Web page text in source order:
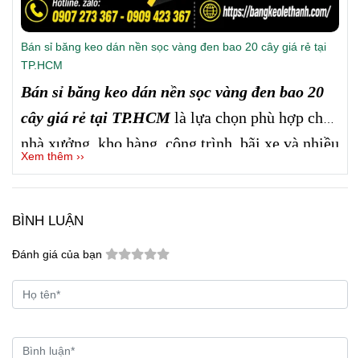
Bán sỉ băng keo dán nền sọc vàng đen bao 20 cây giá rẻ tại
TP.HCM
Bán sỉ băng keo dán nền sọc vàng đen bao 20
cây giá rẻ tại TP.HCMlà lựa chọn phù hợp cho
nhà xưởng, kho hàng, công trình, bãi xe và nhiều
đen nổi bật, dễ sử dụng, giá sỉ tốt và hỗ trợ giao
hàng nhanh tại TP.HCM cũng như các tỉnh.
Xem thêm ››
BÌNH LUẬN
Đánh giá của bạn